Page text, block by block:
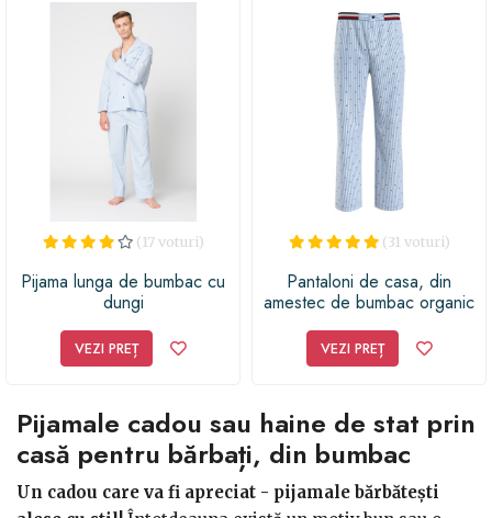
(17 voturi)
Pijama lunga de bumbac cu
dungi
VEZI PREȚ
(31 voturi)
Pantaloni de casa, din
amestec de bumbac organic
VEZI PREȚ
Pijamale cadou sau haine de stat prin
casă pentru bărbați, din bumbac
Un cadou care va fi apreciat - pijamale bărbătești